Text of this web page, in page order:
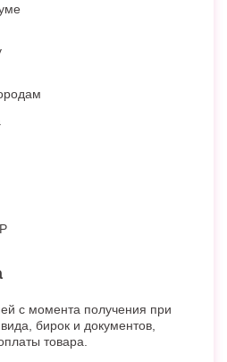
с момента получения при
бирок и документов,
товара.